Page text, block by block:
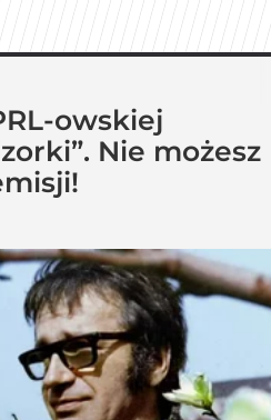
owskiej
Nie możesz